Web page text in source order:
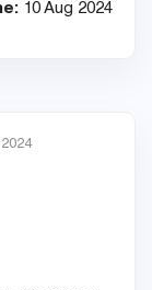
10 Aug 2024